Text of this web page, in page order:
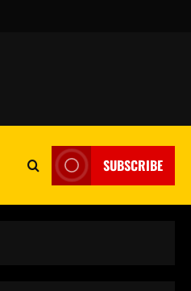
SUBSCRIBE